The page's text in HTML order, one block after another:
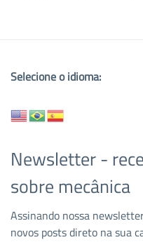
Selecione o idioma:
Newsletter -
sobre mecânica
Assinando nossa
novos posts direto na sua